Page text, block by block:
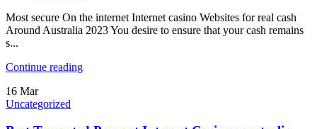
Most secure On the internet Internet casino Websites for real cash
Around Australia 2023 You desire to ensure that your cash remains
s...
Continue reading
16 Mar
Uncategorized